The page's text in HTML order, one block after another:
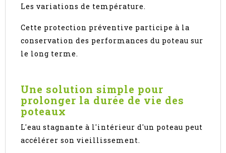
Les variations de température.
Cette protection préventive participe à la
conservation des performances du poteau sur
le long terme.
Une solution simple pour
prolonger la durée de vie des
poteaux
L'eau stagnante à l'intérieur d'un poteau peut
accélérer son vieillissement.